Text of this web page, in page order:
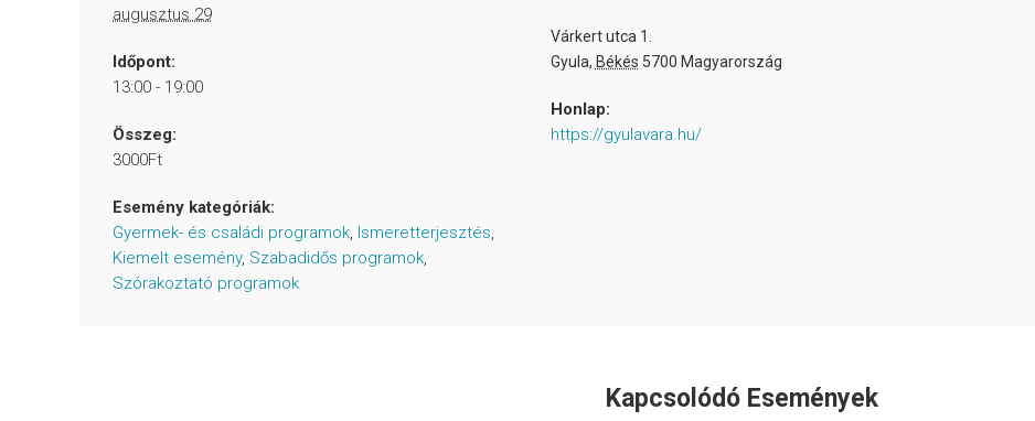
augusztus 29
Időpont:
13:00 - 19:00
Összeg:
3000Ft
Esemény kategóriák:
Gyermek- és családi programok Ismeretterjesztés
Kiemelt esemény, Szabadidős programok
Szórakoztató programok
Várkert utca 1.
Gyula, Békés 5700 Magyarország
Honlap:
https://gyulavara.hu/
Kapcsolódó Események